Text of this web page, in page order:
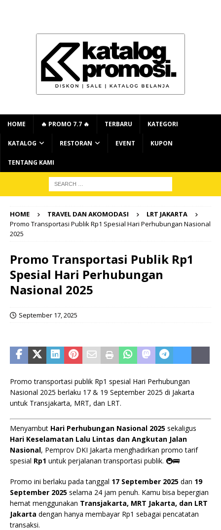
HOME 🔥 PROMO 7.7 🔥 TERBARU KATEGORI
KATALOG RESTORAN EVENT KUPON
TENTANG KAMI
HOME TRAVEL DAN AKOMODASI
LRT JAKARTA
Promo Transportasi Publik Rp1 Spesial Hari Perhubungan Nasional
2025
Promo Transportasi Publik Rp1
Spesial Hari Perhubungan
Nasional 2025
September 17, 2025
Promo transportasi publik Rp1 spesial Hari Perhubungan
Nasional 2025 berlaku 17 & 19 September 2025 di Jakarta
untuk Transjakarta, MRT, dan LRT.
Menyambut Hari Perhubungan Nasional 2025 sekaligus
Hari Keselamatan Lalu Lintas dan Angkutan Jalan
Nasional, Pemprov DKI Jakarta menghadirkan promo tarif
spesial Rp1 untuk perjalanan transportasi publik. 🚇🚌
Promo ini berlaku pada tanggal 17 September 2025 dan 19
September 2025 selama 24 jam penuh. Kamu bisa bepergian
hemat menggunakan Transjakarta, MRT Jakarta, dan LRT
Jakarta dengan hanya membayar Rp1 sebagai pencatatan
transaksi.